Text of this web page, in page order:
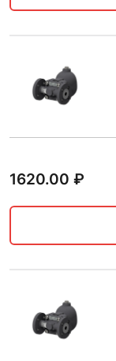
1620.00 ₽